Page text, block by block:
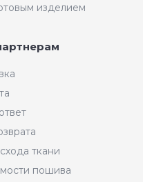
изделием
ткани
пошива